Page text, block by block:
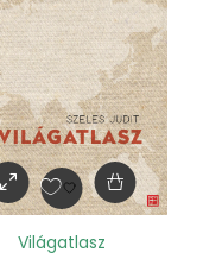
Világatlasz